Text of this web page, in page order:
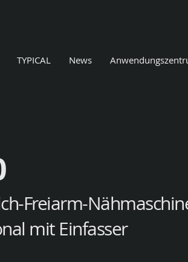
TYPICAL News
Freiarm-
mit Einfasser